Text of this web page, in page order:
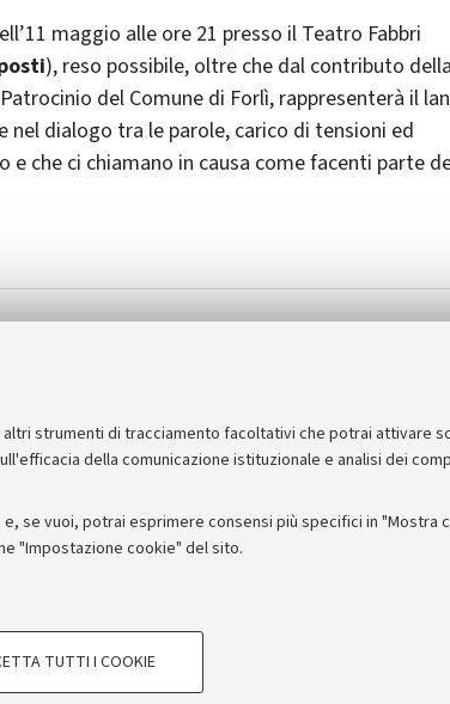
strumenti di tracciamento facoltativi che potrai attivare
della comunicazione istituzionale e analisi dei
se vuoi, potrai esprimere consensi più specifici in "Mostra
"Impostazione cookie" del sito.
COOKIE TECNICI - NECESSARI
TUTTI I COOKIE
maggio alle ore 21 presso il Teatro Fabbri
), reso possibile, oltre che dal contributo della
del Comune di Forlì, rappresenterà il
nel dialogo tra le parole, carico di tensioni ed
che ci chiamano in causa come facenti parte
- Via Zamboni, 33 - 40126 Bologna - PI:
Impostazioni Cookie